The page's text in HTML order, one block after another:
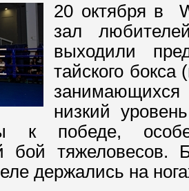
20 октября в
зал
выходили
тайского
занимающихся
низкий
к победе,
бой
держались на